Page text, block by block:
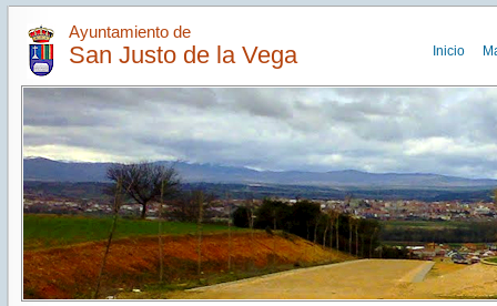
Ayuntamiento de
San Justo de la Vega Inicio